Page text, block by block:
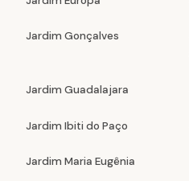
Jardim Gonçalves
Jardim Guadalajara
Jardim Ibiti do Paço
Jardim Maria Eugênia